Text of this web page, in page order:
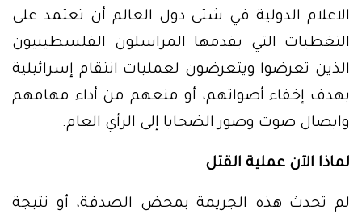
الاعلام الدولية في شتى دول العالم أن تعتمد على
التغطيات التي يقدمها المراسلون الفلسطينيون
الذين تعرضوا ويتعرضون لعمليات انتقام إسرائيلية
بهدف إخفاء أصواتهم، أو منعهم من أداء مهامهم
وايصال صوت وصور الضحايا إلى الرأي العام.
لماذا الآن عملية القتل
لم تحدث هذه الجريمة بمحض الصدفة، أو نتيجة